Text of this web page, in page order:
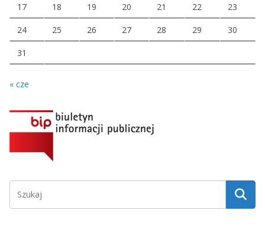
17 18 19 20 21 22 23
24 25 26 27 28 29 30
31
« cze